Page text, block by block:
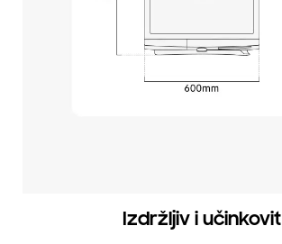
Izdržljiv i učinkovit